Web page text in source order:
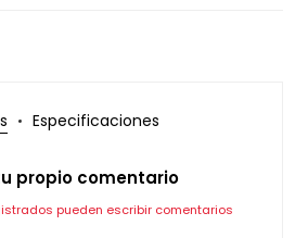
Especificaciones
propio comentario
pueden escribir comentarios